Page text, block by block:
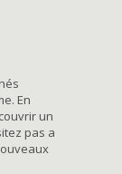
En
un
pas a